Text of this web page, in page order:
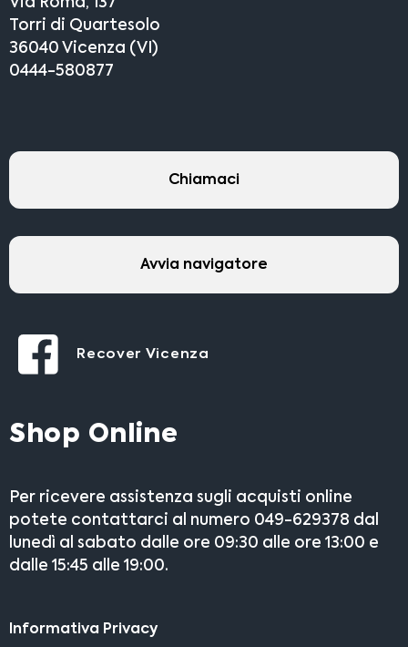
Via Roma, 137
Torri di Quartesolo
36040 Vicenza (VI)
0444-580877
Chiamaci
Avvia navigatore
Recover Vicenza
Shop Online
Per ricevere assistenza sugli acquisti online
potete contattarci al numero 049-629378 dal
lunedì al sabato dalle ore 09:30 alle ore 13:00 e
dalle 15:45 alle 19:00.
Informativa Privacy